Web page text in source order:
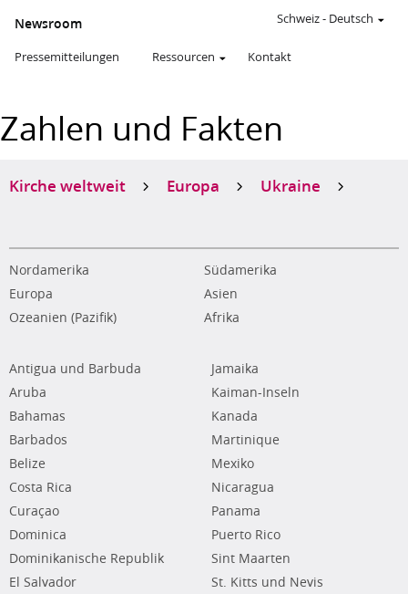
Newsroom
Pressemitteilungen Ressourcen Kontakt
Schweiz- Deutsch
Zahlen und Fakten
Kirche weltweit Europa Ukraine
Nordamerika
Südamerika
Europa
Asien
Ozeanien (Pazifik)
Afrika
Antigua und Barbuda
Aruba
Bahamas
Barbados
Belize
Costa Rica
Curaçao
Dominica
Dominikanische Republik
El Salvador
Jamaika
Kaiman-Inseln
Kanada
Martinique
Mexiko
Nicaragua
Panama
Puerto Rico
Sint Maarten
St. Kitts und Nevis